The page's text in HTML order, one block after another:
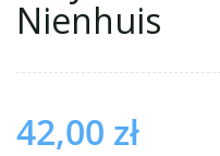
Nienhuis
42,00 zł